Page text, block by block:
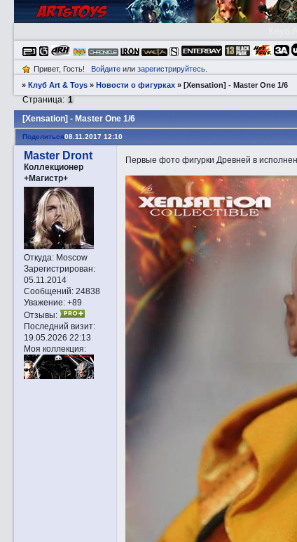
Привет, Гость! Войдитеили зарегистрируйтесь.
»Клуб Art & Toys »­Новости о фигурках »[Xensation] - Master One 1/6
[Xensation] - Master One 1/6
Страница: 1
Поделиться08.11.2017 12:10
Master Dront
Коллекционер
+Магистр+
Откуда:Moscow
Зарегистрирован:
05.11.2014
Сообщений:24838
Уважение: +89
Отзывы:
Последний визит:
19.05.2026 22:13
Моя коллекция:
Первые фото фигурки Древней в